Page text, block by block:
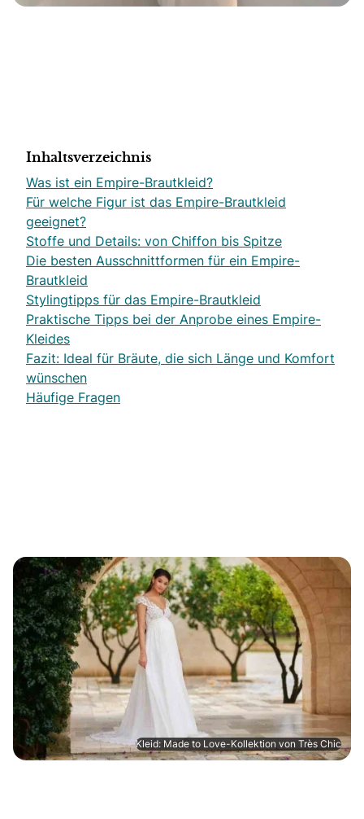
Inhaltsverzeichnis
Was ist ein Empire-Brautkleid?
Für welche Figur ist das Empire-Brautkleid
geeignet?
Stoffe und Details: von Chiffon bis Spitze
Die besten Ausschnittformen für ein Empire-
Brautkleid
Stylingtipps für das Empire-Brautkleid
Praktische Tipps bei der Anprobe eines Empire-
Kleides
Fazit: Ideal für Bräute, die sich Länge und Komfort
wünschen
Häufige Fragen
Kleid: Made to Love-Kollektion von Très Chic